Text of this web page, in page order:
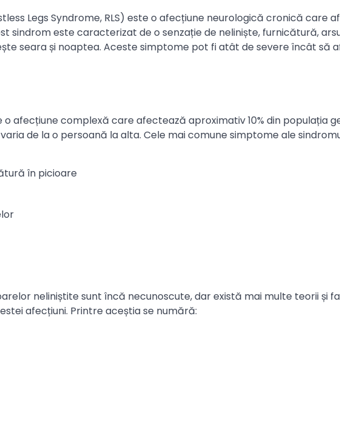
Legs Syndrome, RLS) este o afecțiune neurologică cronică care
sindrom este caracterizat de o senzație de neliniște, furnicătură,
seara și noaptea. Aceste simptome pot fi atât de severe încât să
afecțiune complexă care afectează aproximativ 10% din populația
de la o persoană la alta. Cele mai comune simptome ale
în picioare
neliniștite sunt încă necunoscute, dar există mai multe teorii și
afecțiuni. Printre aceștia se numără: